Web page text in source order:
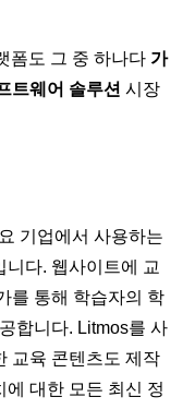
폼도 그 중 하나다 가
트웨어 솔루션 시장
기업에서 사용하는
다. 웹사이트에 교
를 통해 학습자의 학
합니다. Litmos를 사
교육 콘텐츠도 제작
에 대한 모든 최신 정